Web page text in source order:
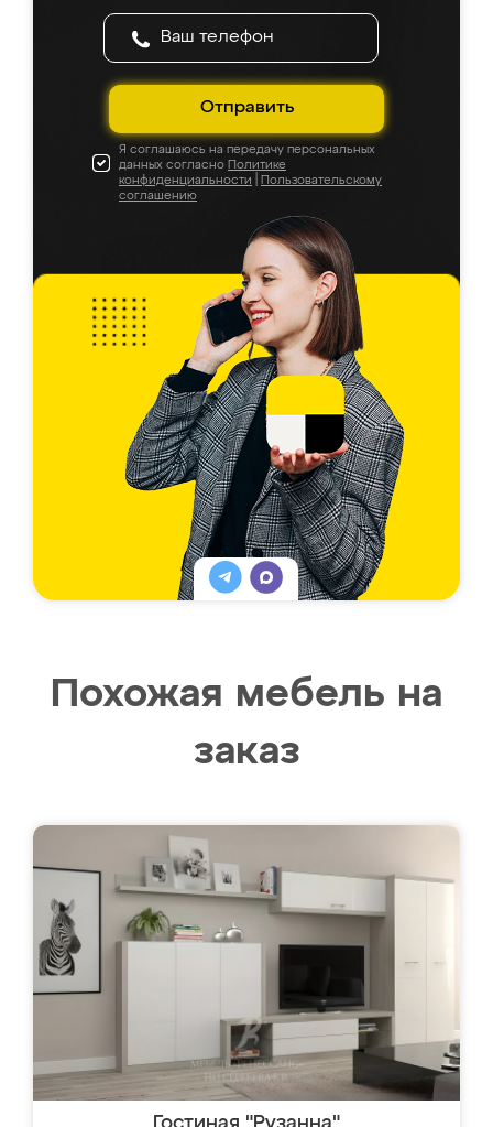
Отправить
Я соглашаюсь на передачу персональных
данных согласно Политике
конфиденциальности
Пользовательскому
соглашению
Похожая мебель на
заказ